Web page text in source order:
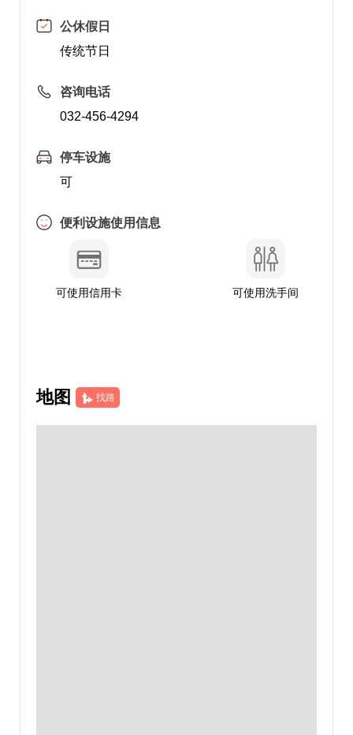
公休假日
传统节日
咨询电话
032-456-4294
停车设施
可
便利设施使用信息
可使用信用卡 可使用洗手间
地图 找路